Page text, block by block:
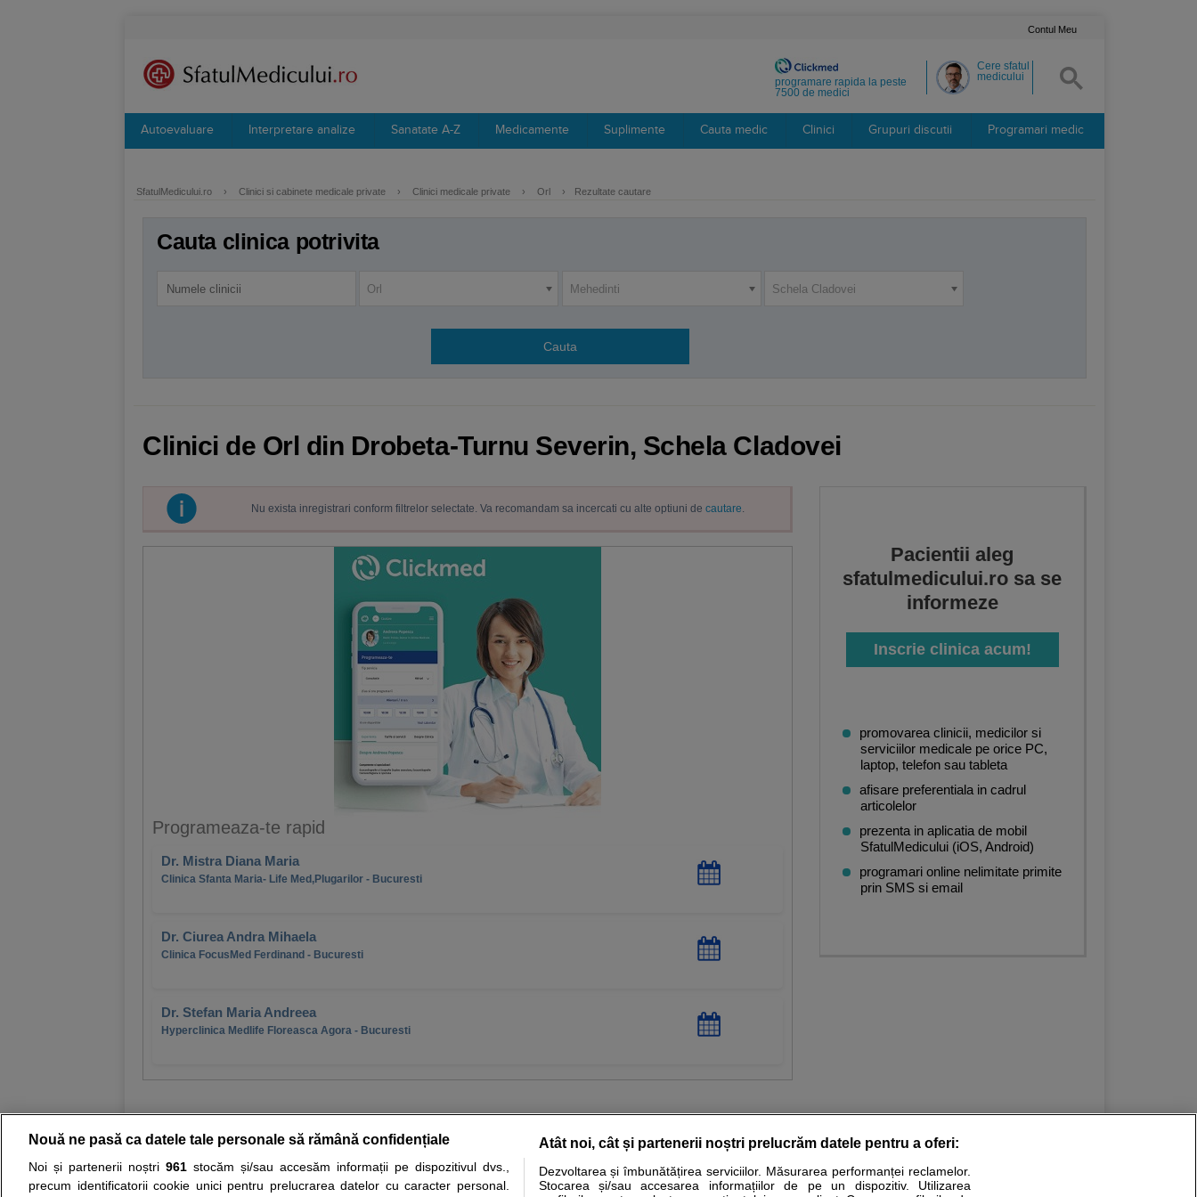
Contul Meu
Cere sfatul
medicului
programare rapida la peste
7500 de medici
Autoevaluare Interpretare analize Sanatate A-Z Medicamente Suplimente Cauta medic Clinici Grupuri discutii Programari medic
SfatulMedicului.ro › Clinici si cabinete medicale private › Clinici medicale private › Orl › Rezultate cautare
Cauta clinica potrivita
Orl Mehedinti Schela Cladovei
Clinici de Orl din Drobeta-Turnu Severin, Schela Cladovei
Nu exista inregistrari conform filtrelor selectate. Va recomandam sa incercati cu alte optiuni de cautare.
Programeaza-te rapid
Dr. Mistra Diana Maria
Clinica Sfanta Maria- Life Med,Plugarilor - Bucuresti
Dr. Ciurea Andra Mihaela
Clinica FocusMed Ferdinand - Bucuresti
Dr. Stefan Maria Andreea
Hyperclinica Medlife Floreasca Agora - Bucuresti
Pacientii aleg
sfatulmedicului.ro sa se
informeze
Inscrie clinica acum!
promovarea clinicii, medicilor si
serviciilor medicale pe orice PC,
laptop, telefon sau tableta
afisare preferentiala in cadrul
articolelor
prezenta in aplicatia de mobil
SfatulMedicului (iOS, Android)
programari online nelimitate primite
prin SMS si email
Resurse: Autoevaluare simptome Interpretare analize Specialitati medicale Boli si afectiuni Calculatoare Stiri medicale
Nouă ne pasă ca datele tale personale să rămână confidențiale
Noi și partenerii noștri 961stocăm și/sau accesăm informații pe dispozitivul dvs.,
precum identificatorii cookie unici pentru prelucrarea datelor cu caracter personal.
Atât noi, cât și partenerii noștri prelucrăm datele pentru a oferi:
Dezvoltarea și îmbunătățirea serviciilor. Măsurarea performanței reclamelor.
Stocarea și/sau accesarea informațiilor de pe un dispozitiv. Utilizarea